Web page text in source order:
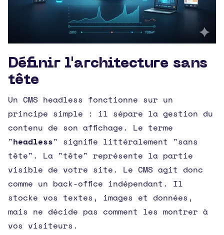
Définir l'architecture sans
tête
Un CMS headless fonctionne sur un
principe simple : il sépare la gestion du
contenu de son affichage. Le terme
"headless" signifie littéralement "sans
tête". La "tête" représente la partie
visible de votre site. Le CMS agit donc
comme un back-office indépendant. Il
stocke vos textes, images et données,
mais ne décide pas comment les montrer à
vos visiteurs.